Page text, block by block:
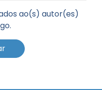
ao(s) autor(es)